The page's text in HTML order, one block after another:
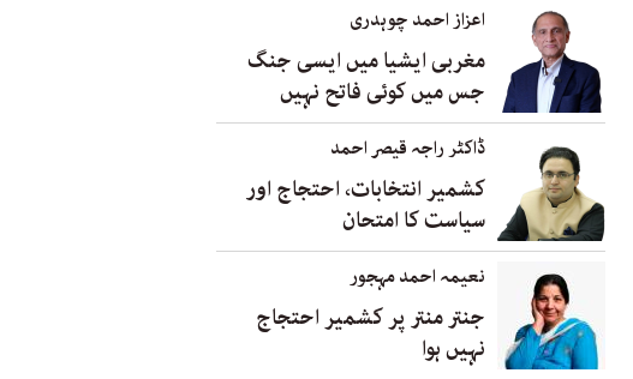
اعزاز احمد چوہدری
مغربی ایشیا میں ایسی جنگ
جس میں کوئی فاتح نہیں
ڈاکٹر راجہ قیصر احمد
کشمیر انتخابات، احتجاج اور
سیاست کا امتحان
نعیمہ احمد مہجور
جنتر منتر پر کشمیر احتجاج
نہیں ہوا